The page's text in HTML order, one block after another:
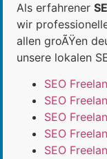
Als erfahrener
wir
allen groÃŸen
unsere lokalen
SEO
SEO
SEO
SEO
SEO